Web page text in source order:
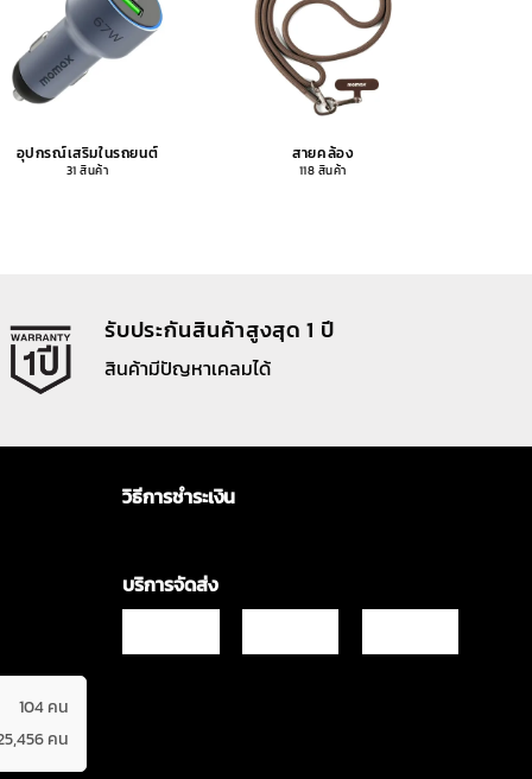
อุปกรณ์เสริมในรถยนต์
31 สินค้า
สายคล้อง
118 สินค้า
รับประกันสินค้าสูงสุด 1 ปี
สินค้ามีปัญหาเคลมได้
104 คน
คน
วิธีการชำระเงิน
บริการจัดส่ง